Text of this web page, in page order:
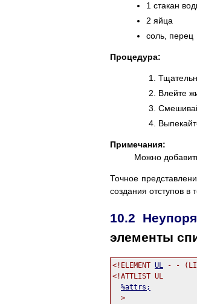
1 стакан
2 яйца
соль, перец
Процедура:
Влейте
Примечания:
Можно
Точное
создания отступов в
10.2
элементы
<!ELEMENT UL - -
<!ATTLIST UL
%attrs;
  >